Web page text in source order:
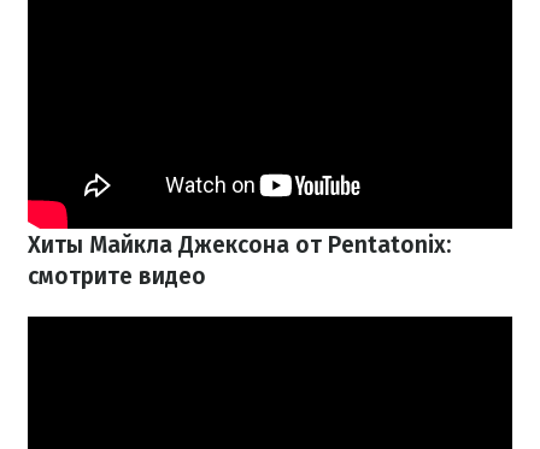
Хиты Майкла Джексона от Pentatonix:
смотрите видео